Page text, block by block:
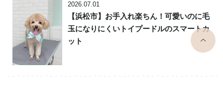
2026.07.01
【浜松市】お手入れ楽ちん！可愛いのに毛
玉になりにくいトイプードルのスマートカ
ット
top